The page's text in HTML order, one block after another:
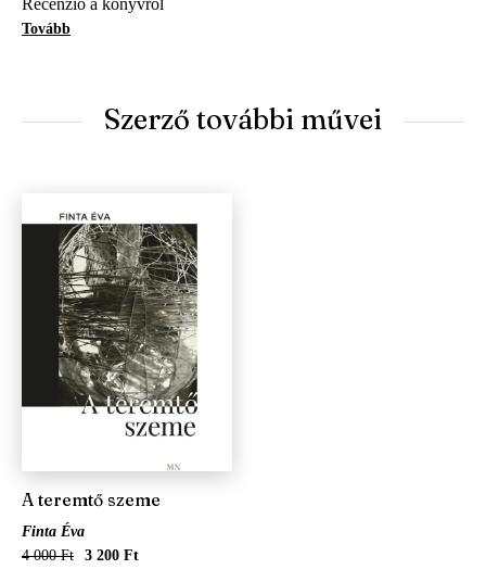
Szerző további művei
A teremtő szeme
Finta Éva
4 000 Ft
3 200 Ft
Tovább